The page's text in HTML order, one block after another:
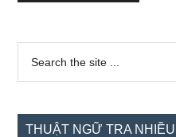
Sidebar
chính
...
THUẬT NGỮ TRA NHIỀU